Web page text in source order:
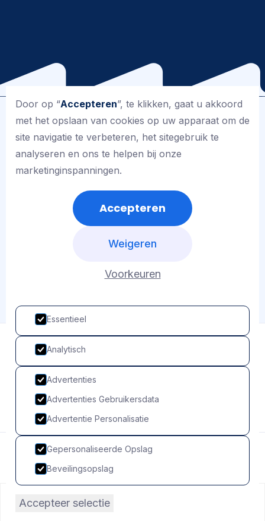
Sinterklaas
Uiteraard vieren wij op onze school Sinterklaas. De
leerlingen van de groepen 1 t/m 4 krijgen van Sint
Nicolaas een cadeautje. De leerlingen van de groepen 5
daarin een cadeautje, waarvoor zij van de
oudervereniging geld krijgen. Elk jaar weer is het een
groot feest voor jong en oud, waarbij veel ouders hun
hulp aanbieden.
Door op “Accepteren”, te klikken, gaat u akkoord
met het opslaan van cookies op uw apparaat om de
site navigatie te verbeteren, het sitegebruik te
analyseren en ons te helpen bij onze
marketinginspanningen.
Voorkeuren
Weigeren
Accepteren
Essentieel
Analytisch
Advertenties
Advertenties Gebruikersdata
Advertentie Personalisatie
Gepersonaliseerde Opslag
Beveilingsopslag
Accepteer selectie